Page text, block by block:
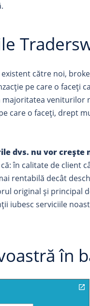
către noi,
pe care o faceți
veniturilor
care o faceți, drept
dvs. nu vor crește
în calitate de client
rentabilă decât
original și principal
iubesc serviciile
în